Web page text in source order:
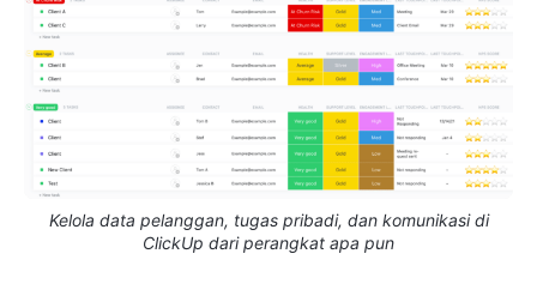
Kelola data pelanggan, tugas pribadi, dan komunikasi di
ClickUp dari perangkat apa pun